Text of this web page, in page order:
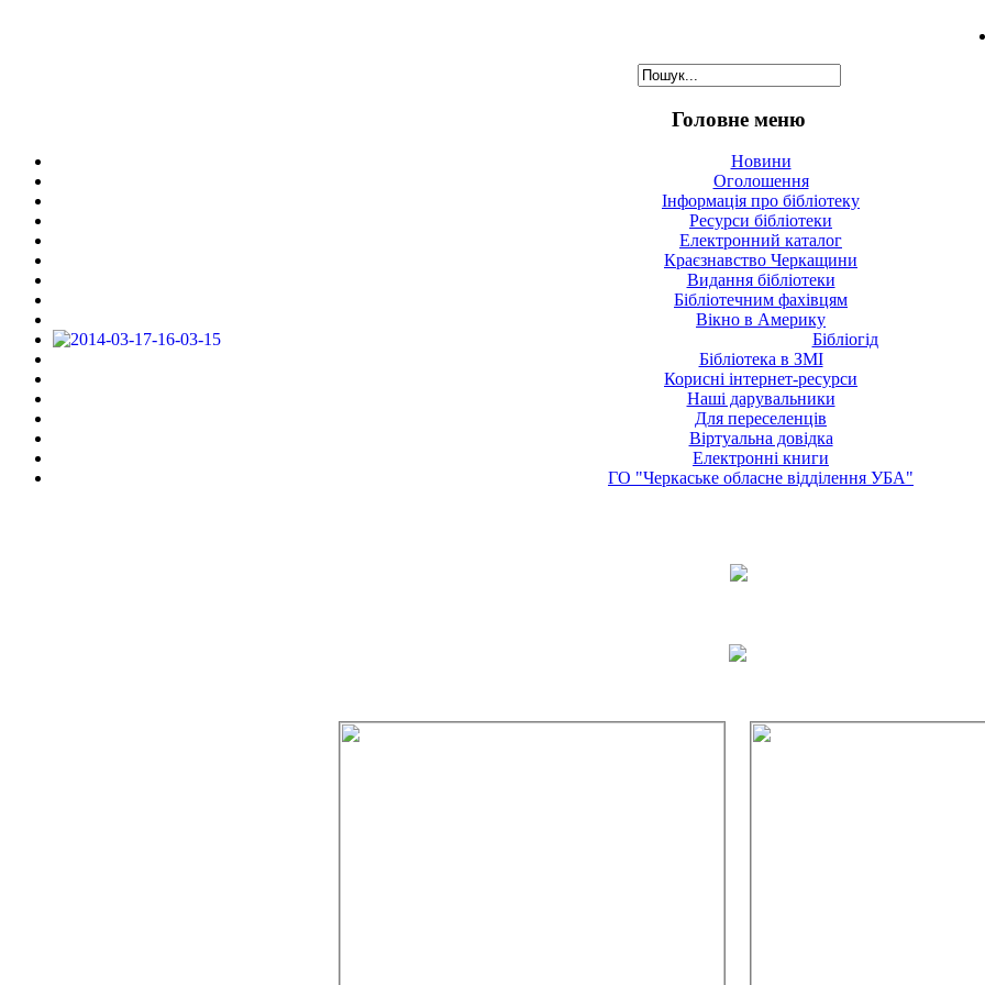
Головне меню
Новини
Оголошення
Інформація про бібліотеку
Ресурси бібліотеки
Електронний каталог
Краєзнавство Черкащини
Видання бібліотеки
Бібліотечним фахівцям
Вікно в Америку
Бібліогід
Бібліотека в ЗМІ
Корисні інтернет-ресурси
Наші дарувальники
Для переселенців
Віртуальна довідка
Електронні книги
ГО "Черкаське обласне відділення УБА"